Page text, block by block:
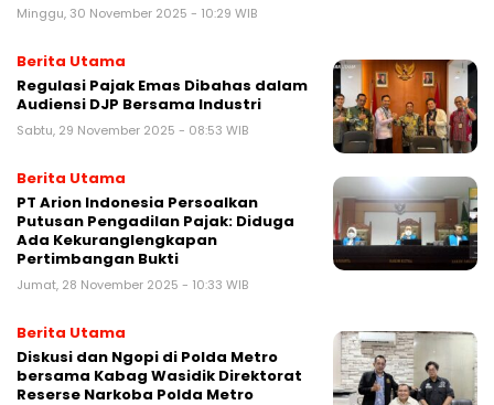
Minggu, 30 November 2025 - 10:29 WIB
Berita Utama
Regulasi Pajak Emas Dibahas dalam
Audiensi DJP Bersama Industri
Sabtu, 29 November 2025 - 08:53 WIB
Berita Utama
PT Arion Indonesia Persoalkan
Putusan Pengadilan Pajak: Diduga
Ada Kekuranglengkapan
Pertimbangan Bukti
Jumat, 28 November 2025 - 10:33 WIB
Berita Utama
Diskusi dan Ngopi di Polda Metro
bersama Kabag Wasidik Direktorat
Reserse Narkoba Polda Metro